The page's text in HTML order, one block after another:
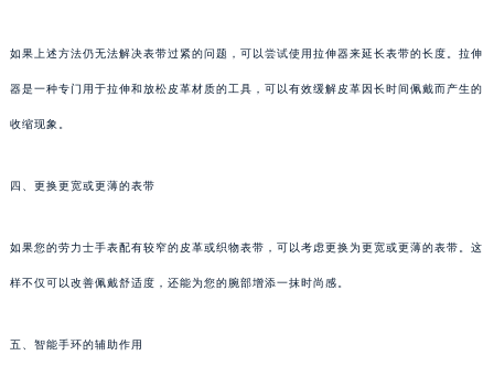
如果上述方法仍无法解决表带过紧的问题，可以尝试使用拉伸器来延长表带的长度。拉伸
器是一种专门用于拉伸和放松皮革材质的工具，可以有效缓解皮革因长时间佩戴而产生的
收缩现象。
四、更换更宽或更薄的表带
如果您的劳力士手表配有较窄的皮革或织物表带，可以考虑更换为更宽或更薄的表带。这
样不仅可以改善佩戴舒适度，还能为您的腕部增添一抹时尚感。
五、智能手环的辅助作用